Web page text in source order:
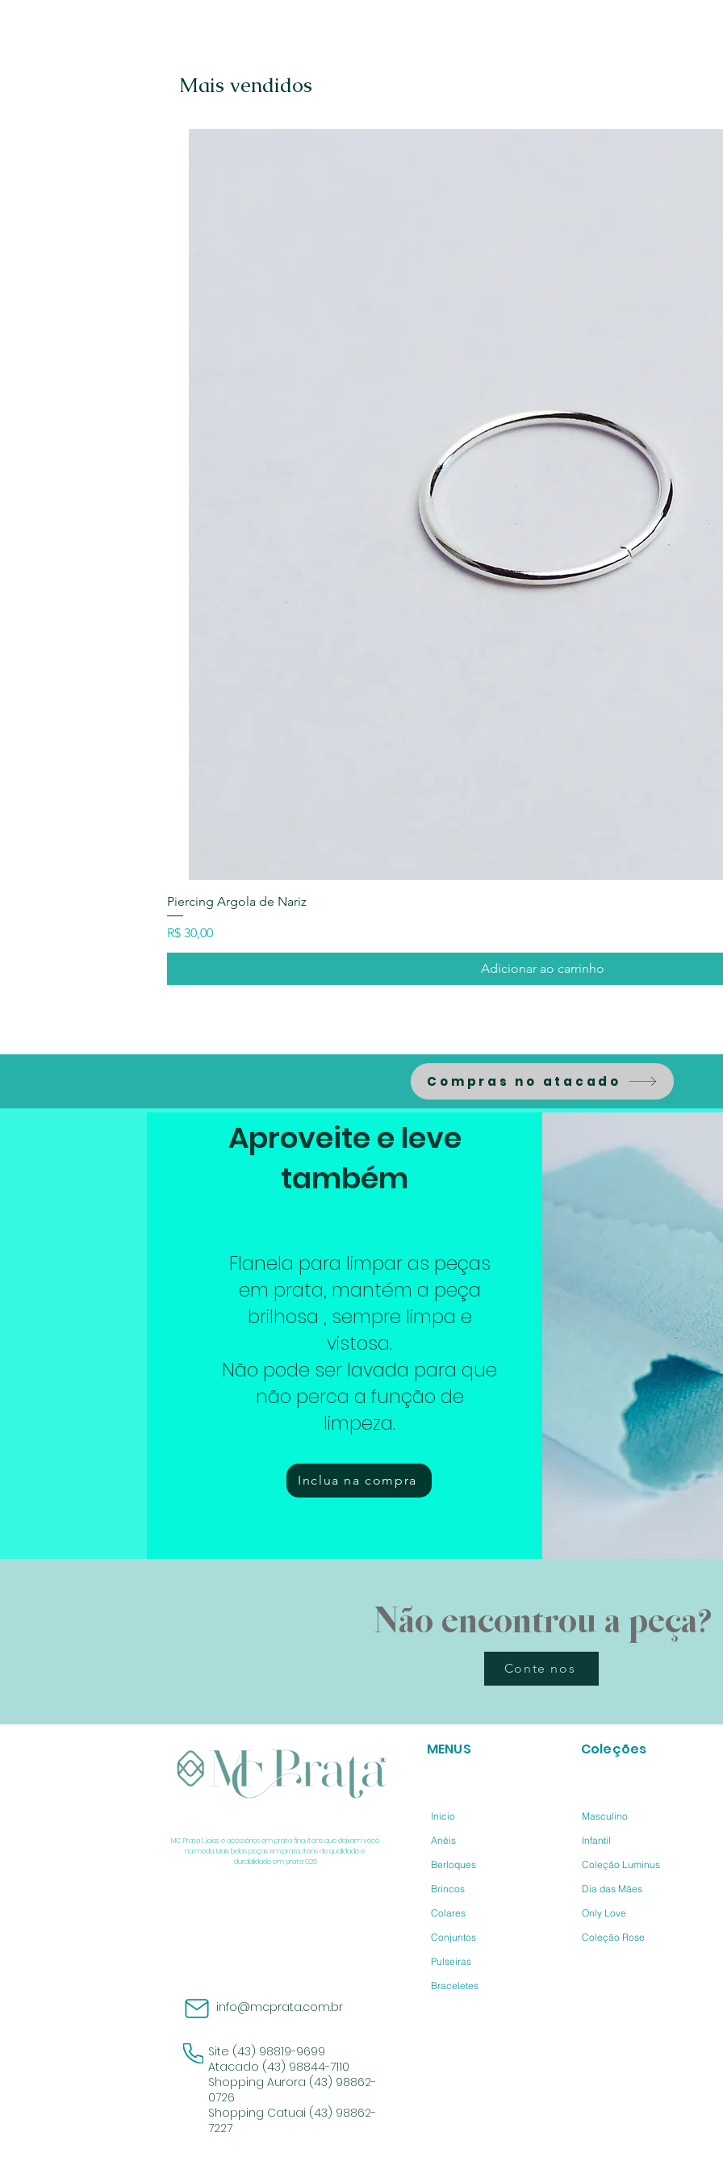
Mais vendidos
Piercing Argola de Nariz
Preço
R$ 30,00
Adicionar ao carrinho
Compras no atacado
Aproveite e leve
também
Flanela para limpar as peças
em prata, mantém a peça
brilhosa , sempre limpa e
vistosa.
Não pode ser lavada para que
não perca a função de
limpeza.
Inclua na compra
Não encontrou a peça?
Conte nos
MC Prata | Joias e acessórios em prata fina. Itens que deixam você
na moda. Mais belas peças em prata, itens de qualidade e
durabilidade em prata 925
info@mcprata.com.br
Site (43) 98819-9699
Atacado (43) 98844-7110
Shopping Aurora (43) 98862-
0726
Shopping Catuai (43) 98862-
7227
MENUS
Inicio
Anéis
Berloques
Brincos
Colares
Conjuntos
Pulseiras
Braceletes
Coleções
Masculino
Infantil
Coleção Luminus
Dia das Mães
Only Love
Coleção Rose